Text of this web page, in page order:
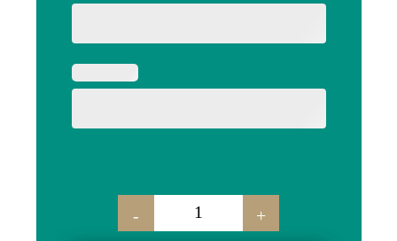
vollholz­garnitur "wolfram" menge
- +